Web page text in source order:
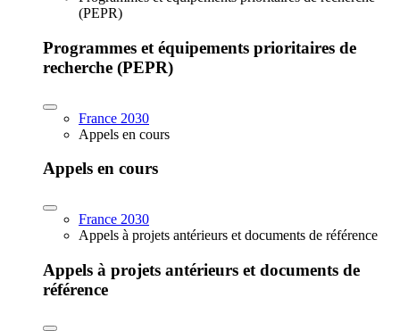
(PEPR)
Programmes et équipements prioritaires de
recherche (PEPR)
France 2030
Appels en cours
Appels en cours
France 2030
Appels à projets antérieurs et documents de référence
Appels à projets antérieurs et documents de
référence